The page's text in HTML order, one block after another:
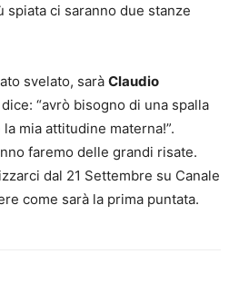
spiata ci saranno due stanze
svelato, sarà Claudio
“avrò bisogno di una spalla
mia attitudine materna!”.
faremo delle grandi risate.
dal 21 Settembre su Canale
come sarà la prima puntata.